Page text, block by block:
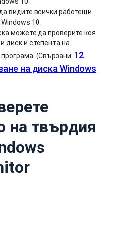
видите всички работещи
10.
можете да проверите коя
диск и степента на
(Свързани: 12
на диска Windows
на твърдия